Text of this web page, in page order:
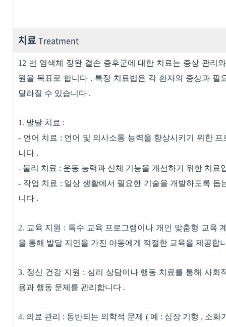
치료 Treatment
12 번 염색체 장완 결손 증후군에 대한 치료는 증상 관리
원을 목표로 합니다 . 특정 치료법은 각 환자의 증상과 필
달라질 수 있습니다 .
1. 발달 치료 :
- 언어 치료 : 언어 및 의사소통 능력을 향상시키기 위한 프
니다 .
- 물리 치료 : 운동 능력과 신체 기능을 개선하기 위한 치료
- 작업 치료 : 일상 생활에서 필요한 기술을 개발하도록 돕
니다 .
2. 교육 지원 : 특수 교육 프로그램이나 개인 맞춤형 교육
을 통해 발달 지연을 가진 아동에게 적절한 교육을 제공합
3. 정신 건강 지원 : 심리 상담이나 행동 치료를 통해 사회
용과 행동 문제를 관리합니다 .
4. 의료 관리 : 동반되는 의학적 문제 ( 예 : 심장 기형 , 소화